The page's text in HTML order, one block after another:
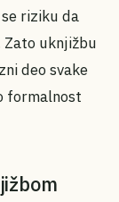
riziku da
Zato uknjižbu
deo svake
formalnost